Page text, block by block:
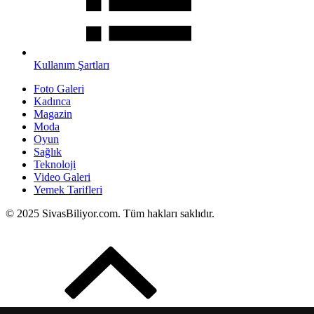
Kullanım Şartları
Foto Galeri
Kadınca
Magazin
Moda
Oyun
Sağlık
Teknoloji
Video Galeri
Yemek Tarifleri
© 2025 SivasBiliyor.com. Tüm hakları saklıdır.